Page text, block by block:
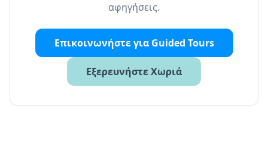
αφηγήσεις.
Επικοινωνήστε για Guided Tours
Εξερευνήστε Χωριά